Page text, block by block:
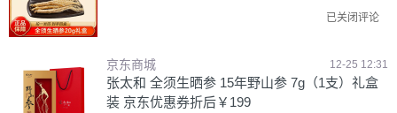
已关闭评论
京东商城 12-25 12:31
张太和 全须生晒参 15年野山参 7g（1支）礼盒
装 京东优惠券折后￥199